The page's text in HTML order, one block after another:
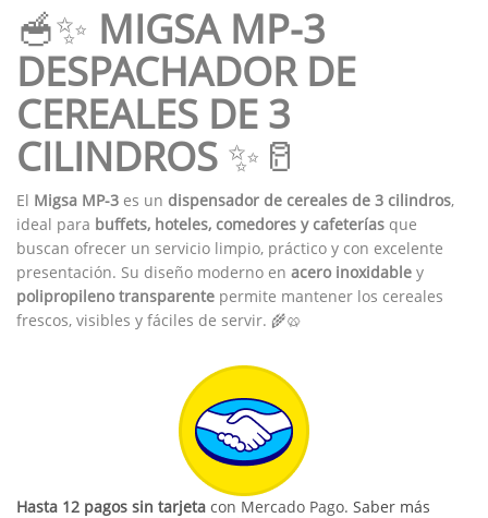
🥣✨ MIGSA MP-3
DESPACHADOR DE
CEREALES DE 3
CILINDROS ✨🥛
El Migsa MP-3 es un dispensador de cereales de 3 cilindros,
ideal para buffets, hoteles, comedores y cafeterías que
buscan ofrecer un servicio limpio, práctico y con excelente
presentación. Su diseño moderno en acero inoxidable y
polipropileno transparente permite mantener los cereales
frescos, visibles y fáciles de servir. 🌾🥨
Hasta 12 pagos sin tarjeta con Mercado Pago. Saber más